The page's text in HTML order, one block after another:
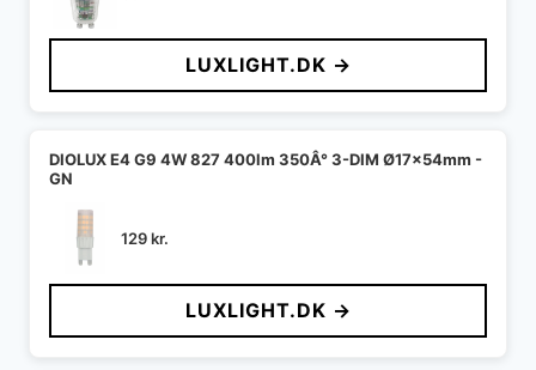
LUXLIGHT.DK →
DIOLUX E4 G9 4W 827 400lm 350Â° 3-DIM Ø17x54mm -
GN
129kr.
LUXLIGHT.DK →